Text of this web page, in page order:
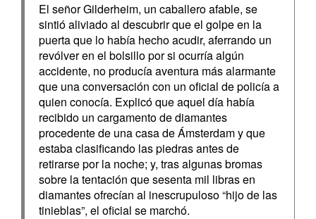
El señor Gilderheim, un caballero afable, se
sintió aliviado al descubrir que el golpe en la
puerta que lo había hecho acudir, aferrando un
revólver en el bolsillo por si ocurría algún
accidente, no producía aventura más alarmante
que una conversación con un oficial de policía a
quien conocía. Explicó que aquel día había
recibido un cargamento de diamantes
procedente de una casa de Ámsterdam y que
estaba clasificando las piedras antes de
retirarse por la noche; y, tras algunas bromas
sobre la tentación que sesenta mil libras en
diamantes ofrecían al inescrupuloso “hijo de las
tinieblas”, el oficial se marchó.